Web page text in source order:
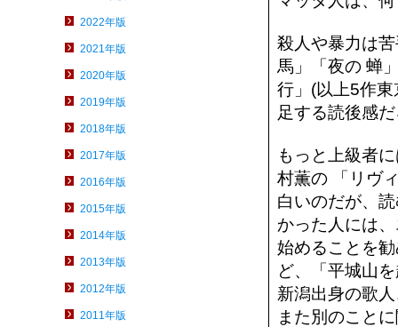
2022年版
2021年版
2020年版
2019年版
2018年版
2017年版
2016年版
2015年版
2014年版
2013年版
2012年版
2011年版
殺人や暴力は
馬」「夜の 蝉
行」(以上5作
足する読後感
もっと上級者
村薫の 「リヴ
白いのだが、
かった人には
始めることを
ど、「平城山
新潟出身の歌
また別のこと